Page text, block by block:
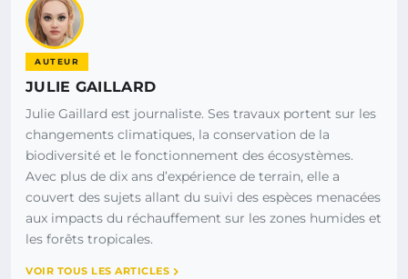
AUTEUR
JULIE GAILLARD
Julie Gaillard est journaliste. Ses travaux portent sur les
changements climatiques, la conservation de la
biodiversité et le fonctionnement des écosystèmes.
Avec plus de dix ans d’expérience de terrain, elle a
couvert des sujets allant du suivi des espèces menacées
aux impacts du réchauffement sur les zones humides et
les forêts tropicales.
VOIR TOUS LES ARTICLES